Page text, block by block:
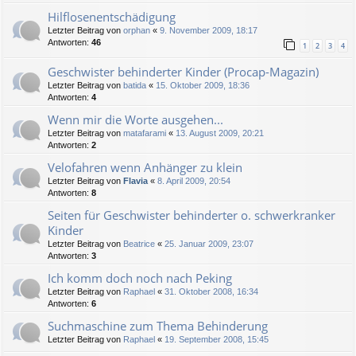
Hilflosenentschädigung
Letzter Beitrag von orphan « 9. November 2009, 18:17
Antworten: 46 1 2 3 4
Geschwister behinderter Kinder (Procap-Magazin)
Letzter Beitrag von batida « 15. Oktober 2009, 18:36
Antworten: 4
Wenn mir die Worte ausgehen...
Letzter Beitrag von matafarami « 13. August 2009, 20:21
Antworten: 2
Velofahren wenn Anhänger zu klein
Letzter Beitrag von Flavia « 8. April 2009, 20:54
Antworten: 8
Seiten für Geschwister behinderter o. schwerkranker
Kinder
Letzter Beitrag von Beatrice « 25. Januar 2009, 23:07
Antworten: 3
Ich komm doch noch nach Peking
Letzter Beitrag von Raphael « 31. Oktober 2008, 16:34
Antworten: 6
Suchmaschine zum Thema Behinderung
Letzter Beitrag von Raphael « 19. September 2008, 15:45